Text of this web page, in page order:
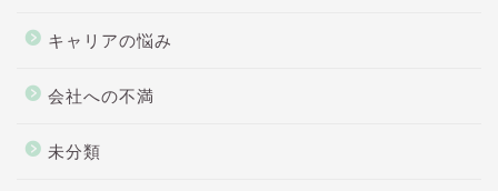
キャリアの悩み
会社への不満
未分類